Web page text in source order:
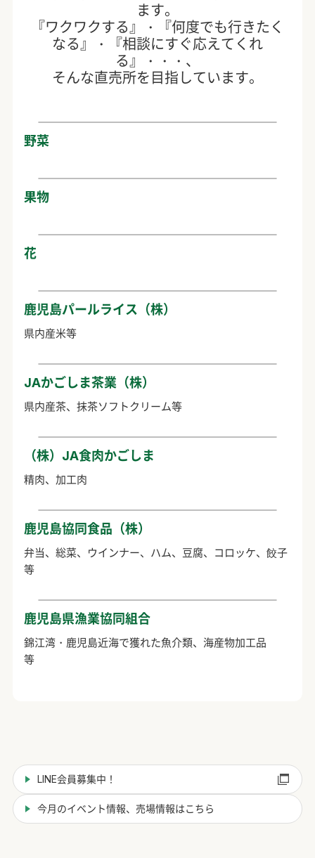
ます。
『ワクワクする』・『何度でも行きたく
なる』・『相談にすぐ応えてくれ
る』・・・、
そんな直売所を目指しています。
野菜
果物
花
鹿児島パールライス（株）
県内産米等
JAかごしま茶業（株）
県内産茶、抹茶ソフトクリーム等
（株）JA食肉かごしま
精肉、加工肉
鹿児島協同食品（株）
弁当、総菜、ウインナー、ハム、豆腐、コロッケ、餃子
等
鹿児島県漁業協同組合
錦江湾・鹿児島近海で獲れた魚介類、海産物加工品
等
LINE会員募集中！
今月のイベント情報、売場情報はこちら